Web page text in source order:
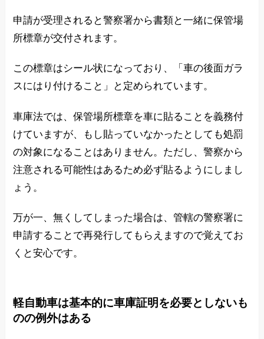
申請が受理されると警察署から書類と一緒に保管場
所標章が交付されます。
この標章はシール状になっており、「車の後面ガラ
スにはり付けること」と定められています。
車庫法では、保管場所標章を車に貼ることを義務付
けていますが、もし貼っていなかったとしても処罰
の対象になることはありません。ただし、警察から
注意される可能性はあるため必ず貼るようにしまし
ょう。
万が一、無くしてしまった場合は、管轄の警察署に
申請することで再発行してもらえますので覚えてお
くと安心です。
軽自動車は基本的に車庫証明を必要としないも
のの例外はある